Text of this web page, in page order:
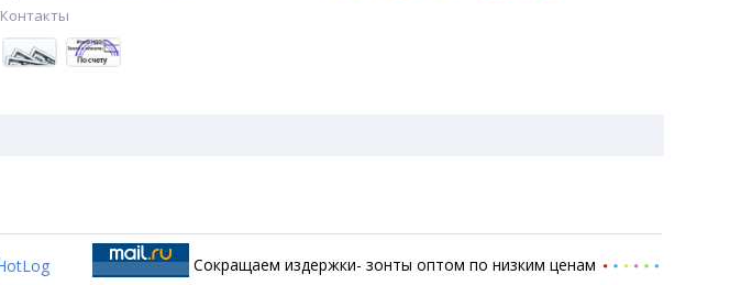
Контакты
Сокращаем издержки- зонты оптом по низким ценам